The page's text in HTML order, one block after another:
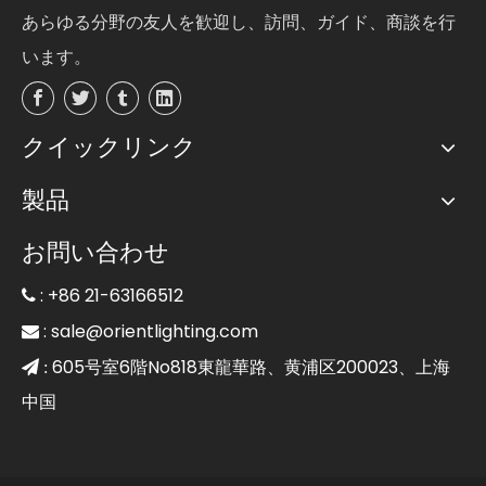
あらゆる分野の友人を歓迎し、訪問、ガイド、商談を行
います。
クイックリンク
製品
お問い合わせ
 : +86 21-63166512
 : sale@orientlighting.com
 : 605号室6階No818東龍華路、黄浦区200023、上海
中国